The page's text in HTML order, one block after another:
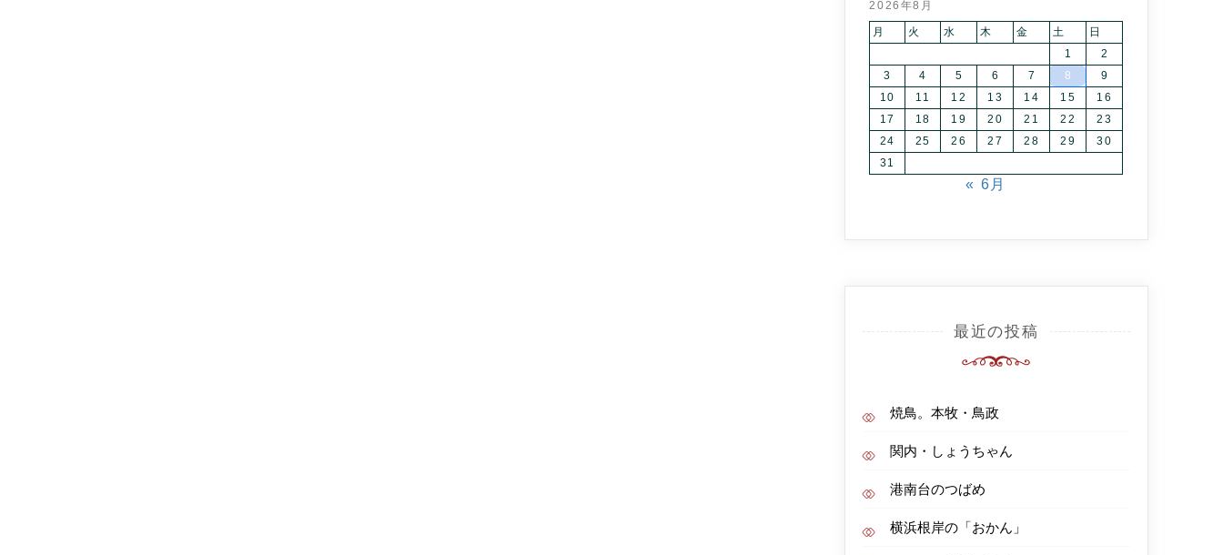
2026年8月
月 火 水 木 金 土
日
1
2
3
4 5 6 7 8
9
10
11 12 13 14 15
16
17
18 19 20 21 22
23
24
25 26 27 28 29
30
31
« 6月
最近の投稿
焼鳥。本牧・鳥政
関内・しょうちゃん
港南台のつばめ
横浜根岸の「おかん」